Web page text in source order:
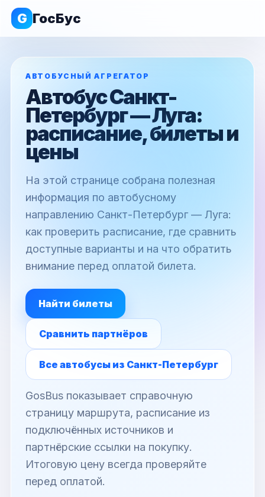
G ГосБус
АВТОБУСНЫЙ АГРЕГАТОР
Автобус Санкт-
Петербург — Луга:
расписание, билеты и
цены
На этой странице собрана полезная
информация по автобусному
направлению Санкт-Петербург — Луга:
как проверить расписание, где сравнить
доступные варианты и на что обратить
внимание перед оплатой билета.
Найти билеты
Сравнить партнёров
Все автобусы из Санкт-Петербург
GosBus показывает справочную
страницу маршрута, расписание из
подключённых источников и
партнёрские ссылки на покупку.
Итоговую цену всегда проверяйте
перед оплатой.